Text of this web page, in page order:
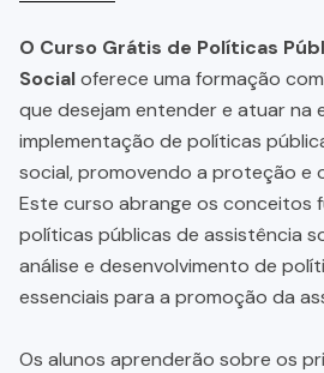
O Curso Grátis de Políticas
Socialoferece uma formação
que desejam entender e atuar na
implementação de políticas
social, promovendo a proteção e
Este curso abrange os conceitos
políticas públicas de assistência
análise e desenvolvimento de
essenciais para a promoção da
Os alunos aprenderão sobre os